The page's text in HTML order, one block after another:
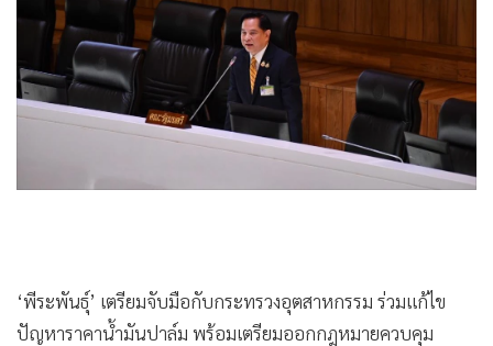
•
Management & HR
MGR Live
• Infographic
• การเมือง
• กีฬา
• เศรษฐกิจ-ธุรกิจ
• จีน